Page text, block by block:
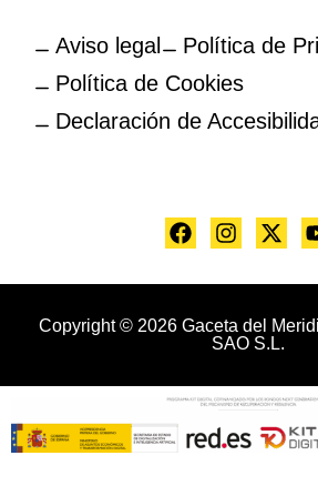
Aviso legal
Política de
Política de Cookies
Declaración de
Copyright © 2026 Gaceta del
SAO S.L.